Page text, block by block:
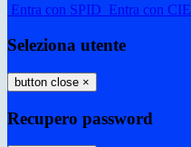
Entra con SPID Entra con CIE
Seleziona utente
button close ×
Recupero password